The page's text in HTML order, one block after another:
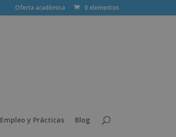
Oferta académica 0 elementos
Empleo y Prácticas Blog